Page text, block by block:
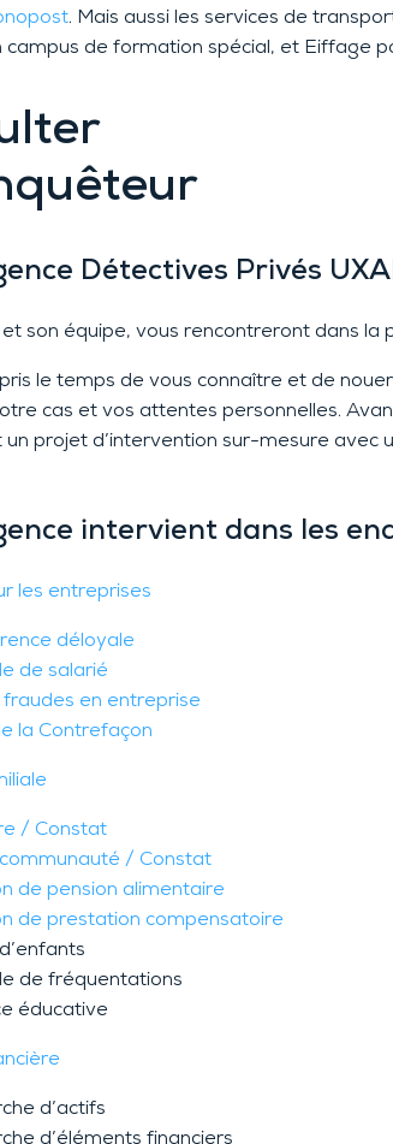
. Mais aussi les services de
campus de formation spécial, et Eiffage
Détectives Privés
et son équipe, vous rencontreront dans la
le temps de vous connaître et de
cas et vos attentes personnelles.
projet d’intervention sur-mesure avec
intervient dans les
les entreprises
déloyale
de salarié
fraudes en entreprise
la Contrefaçon
/ Constat
/ Constat
de pension alimentaire
de prestation compensatoire
de fréquentations
éducative
d’actifs
d’éléments financiers